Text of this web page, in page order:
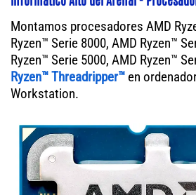
Montamos procesadores AMD
Ryzen™ Serie 8000, AMD Ryzen™
Ryzen™ Serie 5000, AMD Ryzen™
Ryzen™ Threadripper™ en
Workstation.